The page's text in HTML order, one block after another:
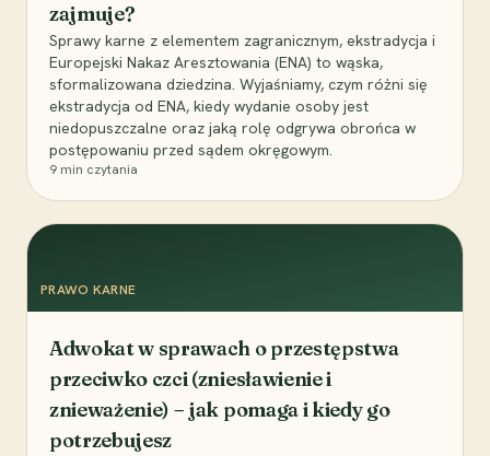
zajmuje?
Sprawy karne z elementem zagranicznym, ekstradycja i
Europejski Nakaz Aresztowania (ENA) to wąska,
sformalizowana dziedzina. Wyjaśniamy, czym różni się
ekstradycja od ENA, kiedy wydanie osoby jest
niedopuszczalne oraz jaką rolę odgrywa obrońca w
postępowaniu przed sądem okręgowym.
9 min czytania
PRAWO KARNE
Adwokat w sprawach o przestępstwa
przeciwko czci (zniesławienie i
znieważenie) – jak pomaga i kiedy go
potrzebujesz